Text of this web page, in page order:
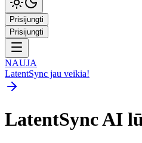
Prisijungti
Prisijungti
NAUJA
LatentSync jau veikia!
LatentSync AI